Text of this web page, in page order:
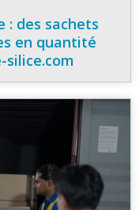
: des sachets
en quantité
silice.com